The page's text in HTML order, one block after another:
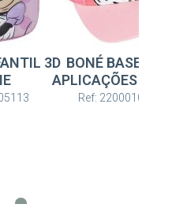
3D BONÉ BASEBALL
APLICAÇÕES
Ref: 2200010450